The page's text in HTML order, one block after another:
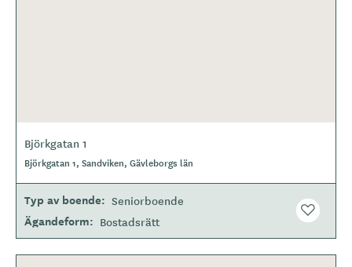
Björkgatan 1
Björkgatan 1, Sandviken, Gävleborgs län
Typ av boende Seniorboende
Ägandeform Bostadsrätt